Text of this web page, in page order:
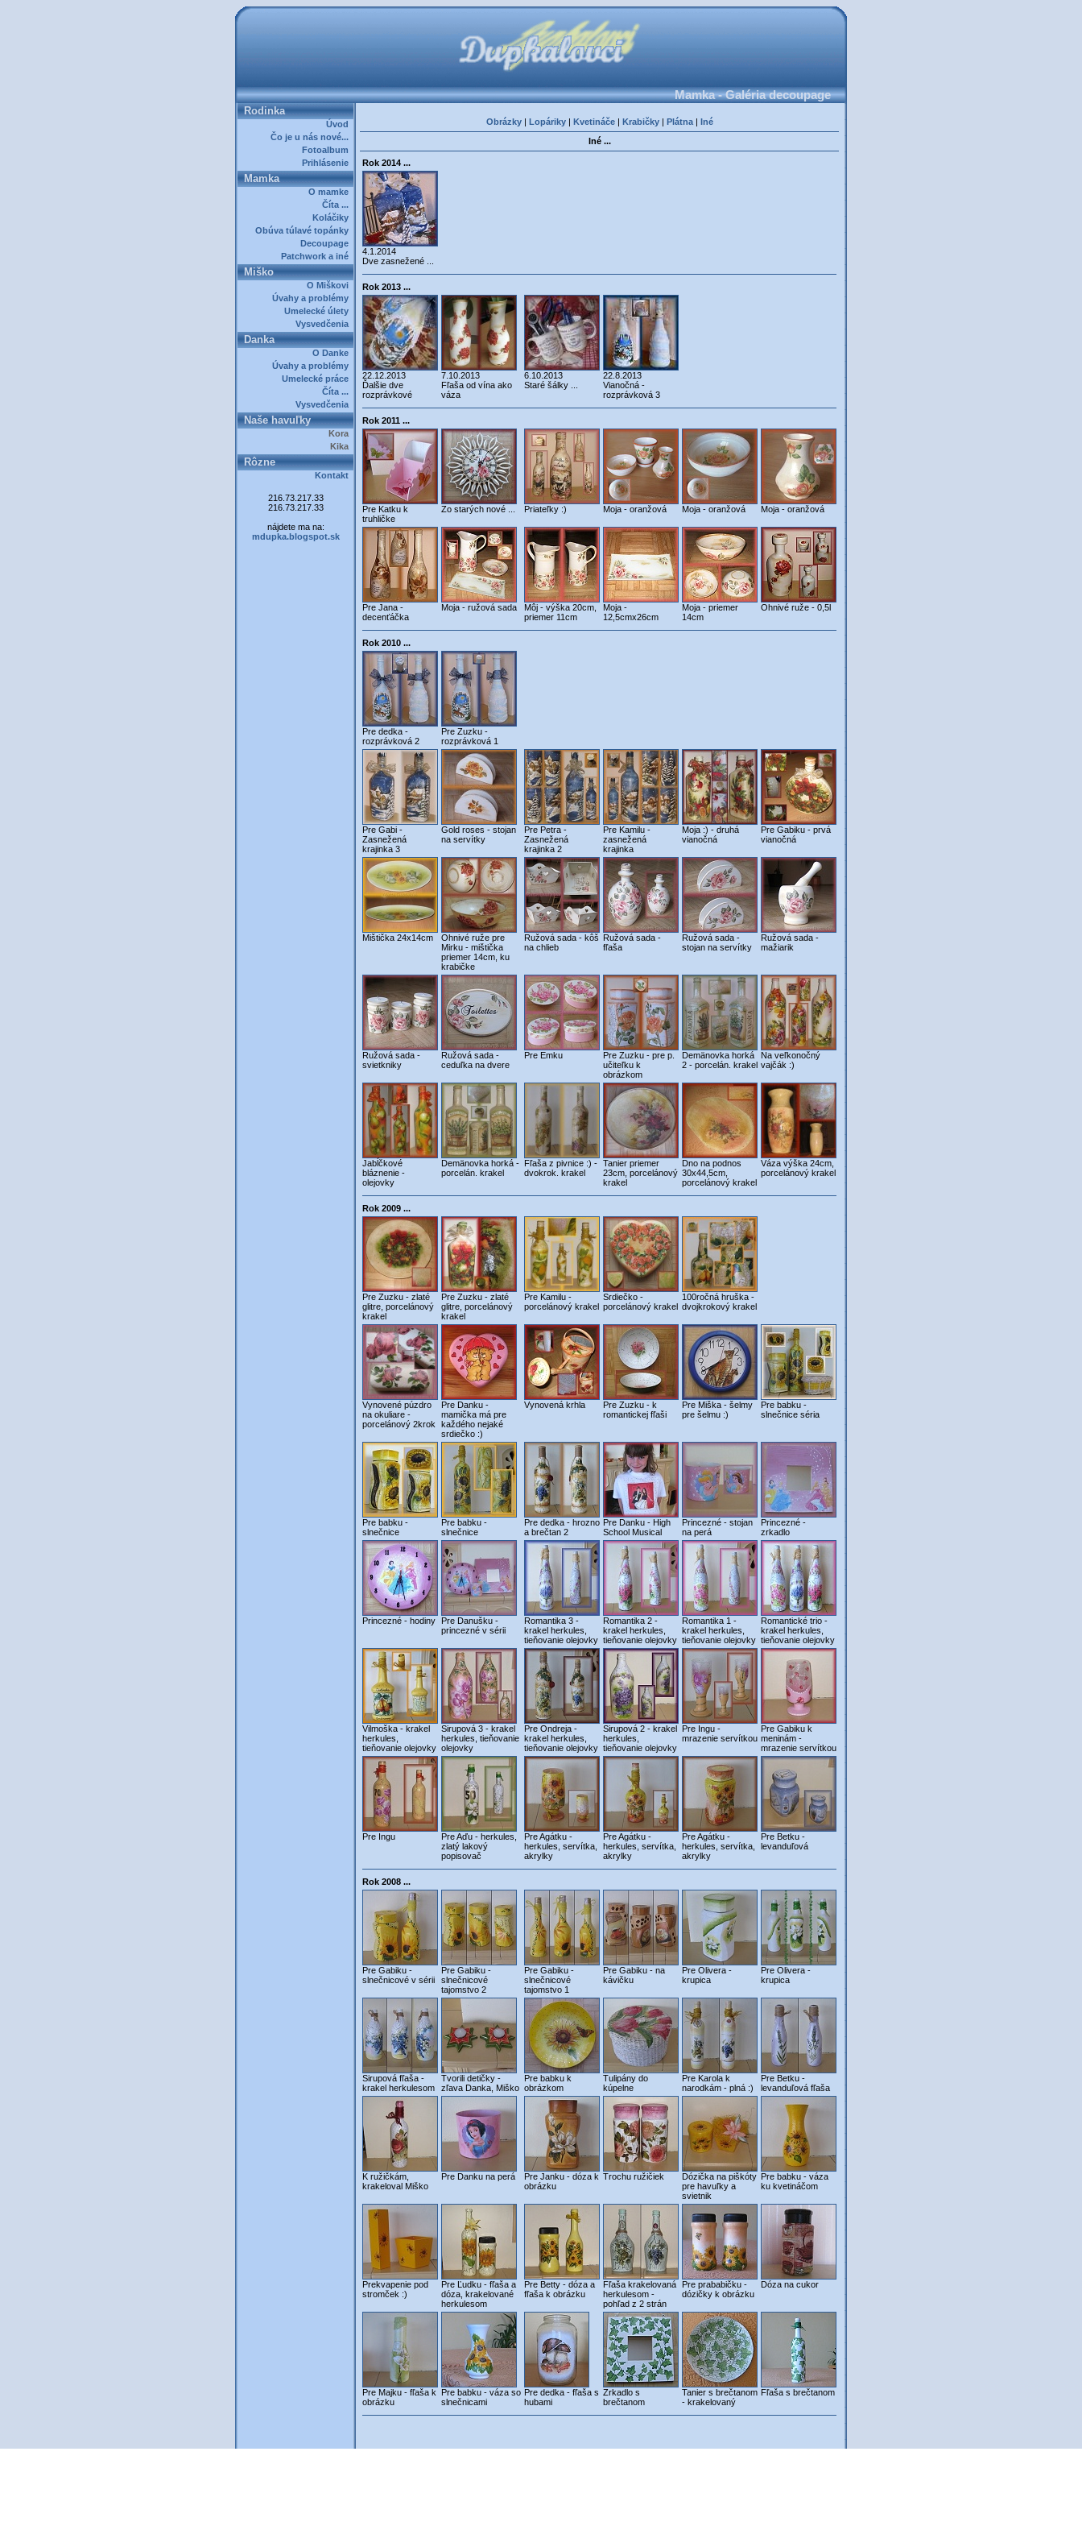
Mamka - Galéria decoupage
Rodinka
Úvod
Čo je u nás nové...
Fotoalbum
Prihlásenie
Mamka
O mamke
Číta ...
Koláčiky
Obúva túlavé topánky
Decoupage
Patchwork a iné
Miško
O Miškovi
Úvahy a problémy
Umelecké úlety
Vysvedčenia
Danka
O Danke
Úvahy a problémy
Umelecké práce
Číta ...
Vysvedčenia
Naše havuľky
Kora
Kika
Rôzne
Kontakt
216.73.217.33
216.73.217.33
nájdete ma na:
mdupka.blogspot.sk
Obrázky| Lopáriky| Kvetináče| Krabičky| Plátna| Iné
Iné ...
Rok 2014 ...
4.1.2014
Dve zasnežené ...
Rok 2013 ...
22.12.2013
Ďalšie dve
rozprávkové
7.10.2013
Fľaša od vína ako
váza
6.10.2013
Staré šálky ...
22.8.2013
Vianočná -
rozprávková 3
Rok 2011 ...
Pre Katku k
truhličke
Zo starých nové ... Priateľky :) Moja - oranžová Moja - oranžová Moja - oranžová
Pre Jana -
decenťáčka
Moja - ružová sada
Môj - výška 20cm,
priemer 11cm
Moja -
12,5cmx26cm
Moja - priemer
14cm
Ohnivé ruže - 0,5l
Rok 2010 ...
Pre dedka -
rozprávková 2
Pre Zuzku -
rozprávková 1
Pre Gabi -
Zasnežená
krajinka 3
Gold roses - stojan
na servítky
Pre Petra -
Zasnežená
krajinka 2
Pre Kamilu -
zasnežená
krajinka
Moja :) - druhá
vianočná
Pre Gabiku - prvá
vianočná
Mištička 24x14cm
Ohnivé ruže pre
Mirku - mištička
priemer 14cm, ku
krabičke
Ružová sada - kôš
na chlieb
Ružová sada -
fľaša
Ružová sada -
stojan na servítky
Ružová sada -
mažiarik
Ružová sada -
svietkniky
Ružová sada -
ceduľka na dvere
Pre Emku
Pre Zuzku - pre p.
učiteľku k
obrázkom
Demänovka horká
2 - porcelán. krakel
Na veľkonočný
vajčák :)
Jabĺčkové
bláznenie -
olejovky
Demänovka horká -
porcelán. krakel
Fľaša z pivnice :) -
dvokrok. krakel
Tanier priemer
23cm, porcelánový
krakel
Dno na podnos
30x44,5cm,
porcelánový krakel
Váza výška 24cm,
porcelánový krakel
Rok 2009 ...
Pre Zuzku - zlaté
glitre, porcelánový
krakel
Pre Zuzku - zlaté
glitre, porcelánový
krakel
Pre Kamilu -
porcelánový krakel
Srdiečko -
porcelánový krakel
100ročná hruška -
dvojkrokový krakel
Vynovené púzdro
na okuliare -
porcelánový 2krok
Pre Danku -
mamička má pre
každého nejaké
srdiečko :)
Vynovená krhla
Pre Zuzku - k
romantickej fľaši
Pre Miška - šelmy
pre šelmu :)
Pre babku -
slnečnice séria
Pre babku -
slnečnice
Pre babku -
slnečnice
Pre dedka - hrozno
a brečtan 2
Pre Danku - High
School Musical
Princezné - stojan
na perá
Princezné -
zrkadlo
Princezné - hodiny
Pre Danušku -
princezné v sérii
Romantika 3 -
krakel herkules,
tieňovanie olejovky
Romantika 2 -
krakel herkules,
tieňovanie olejovky
Romantika 1 -
krakel herkules,
tieňovanie olejovky
Romantické trio -
krakel herkules,
tieňovanie olejovky
Vilmoška - krakel
herkules,
tieňovanie olejovky
Sirupová 3 - krakel
herkules, tieňovanie
olejovky
Pre Ondreja -
krakel herkules,
tieňovanie olejovky
Sirupová 2 - krakel
herkules,
tieňovanie olejovky
Pre Ingu -
mrazenie servítkou
Pre Gabiku k
meninám -
mrazenie servítkou
Pre Ingu
Pre Aďu - herkules,
zlatý lakový
popisovač
Pre Agátku -
herkules, servítka,
akrylky
Pre Agátku -
herkules, servítka,
akrylky
Pre Agátku -
herkules, servítka,
akrylky
Pre Betku -
levanduľová
Rok 2008 ...
Pre Gabiku -
slnečnicové v sérii
Pre Gabiku -
slnečnicové
tajomstvo 2
Pre Gabiku -
slnečnicové
tajomstvo 1
Pre Gabiku - na
kávičku
Pre Olivera -
krupica
Pre Olivera -
krupica
Sirupová fľaša -
krakel herkulesom
Tvorili detičky -
zľava Danka, Miško
Pre babku k
obrázkom
Tulipány do
kúpelne
Pre Karola k
narodkám - plná :)
Pre Betku -
levanduľová fľaša
K ružičkám,
krakeloval Miško
Pre Danku na perá
Pre Janku - dóza k
obrázku
Trochu ružičiek
Dózička na piškóty
pre havuľky a
svietnik
Pre babku - váza
ku kvetináčom
Prekvapenie pod
stromček :)
Pre Ľudku - fľaša a
dóza, krakelované
herkulesom
Pre Betty - dóza a
fľaša k obrázku
Fľaša krakelovaná
herkulesom -
pohľad z 2 strán
Pre prababičku -
dózičky k obrázku
Dóza na cukor
Pre Majku - fľaša k
obrázku
Pre babku - váza so
slnečnicami
Pre dedka - fľaša s
hubami
Zrkadlo s
brečtanom
Tanier s brečtanom
- krakelovaný
Fľaša s brečtanom